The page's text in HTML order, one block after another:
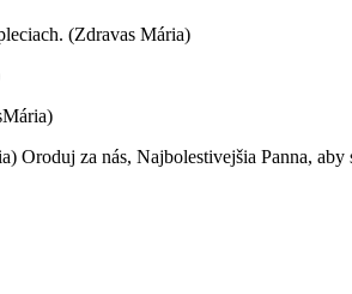
(Zdravas Mária)
Oroduj za nás, Najbolestivejšia Panna,